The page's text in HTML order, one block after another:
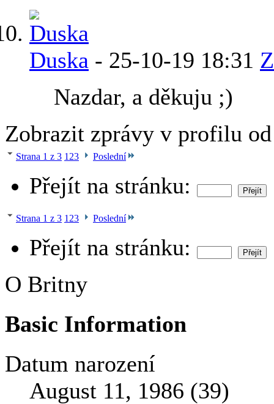
Duska - 25-10-19 18:31
Nazdar, a děkuju ;)
Zobrazit zprávy v profilu
Strana 1 z 3 1 23 Poslední
Přejít na stránku:
Strana 1 z 3 1 23 Poslední
Přejít na stránku:
O Britny
Basic Information
Datum narození
August 11, 1986 (39)